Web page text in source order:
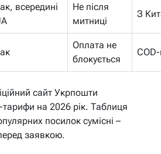
всередині
Не після
митниці
З
Оплата не
блокується
сайт Укрпошти
на 2026 рік. Таблиця
посилок сумісні –
заявкою.